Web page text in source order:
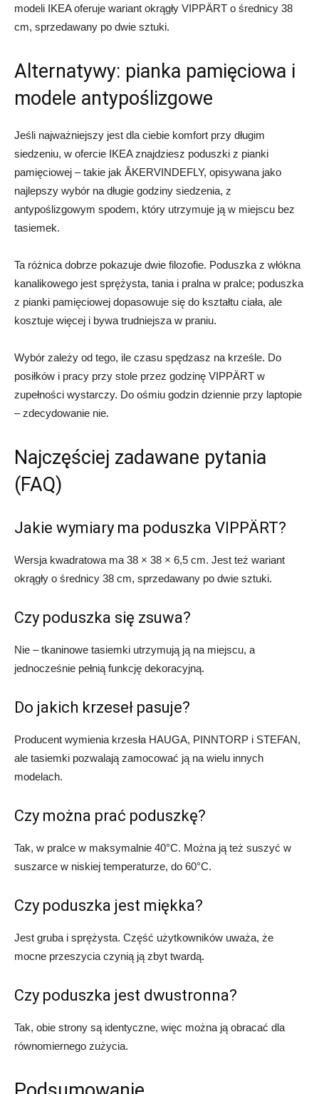
modeli IKEA oferuje wariant okrągły VIPPÄRT o średnicy 38
cm, sprzedawany po dwie sztuki.
Alternatywy: pianka pamięciowa i
modele antypoślizgowe
Jeśli najważniejszy jest dla ciebie komfort przy długim
siedzeniu, w ofercie IKEA znajdziesz poduszki z pianki
pamięciowej – takie jak ÅKERVINDEFLY, opisywana jako
najlepszy wybór na długie godziny siedzenia, z
antypoślizgowym spodem, który utrzymuje ją w miejscu bez
tasiemek.
Ta różnica dobrze pokazuje dwie filozofie. Poduszka z włókna
kanalikowego jest sprężysta, tania i pralna w pralce; poduszka
z pianki pamięciowej dopasowuje się do kształtu ciała, ale
kosztuje więcej i bywa trudniejsza w praniu.
Wybór zależy od tego, ile czasu spędzasz na krześle. Do
posiłków i pracy przy stole przez godzinę VIPPÄRT w
zupełności wystarczy. Do ośmiu godzin dziennie przy laptopie
– zdecydowanie nie.
Najczęściej zadawane pytania
(FAQ)
Jakie wymiary ma poduszka VIPPÄRT?
Wersja kwadratowa ma 38 × 38 × 6,5 cm. Jest też wariant
okrągły o średnicy 38 cm, sprzedawany po dwie sztuki.
Czy poduszka się zsuwa?
Nie – tkaninowe tasiemki utrzymują ją na miejscu, a
jednocześnie pełnią funkcję dekoracyjną.
Do jakich krzeseł pasuje?
Producent wymienia krzesła HAUGA, PINNTORP i STEFAN,
ale tasiemki pozwalają zamocować ją na wielu innych
modelach.
Czy można prać poduszkę?
Tak, w pralce w maksymalnie 40°C. Można ją też suszyć w
suszarce w niskiej temperaturze, do 60°C.
Czy poduszka jest miękka?
Jest gruba i sprężysta. Część użytkowników uważa, że
mocne przeszycia czynią ją zbyt twardą.
Czy poduszka jest dwustronna?
Tak, obie strony są identyczne, więc można ją obracać dla
równomiernego zużycia.